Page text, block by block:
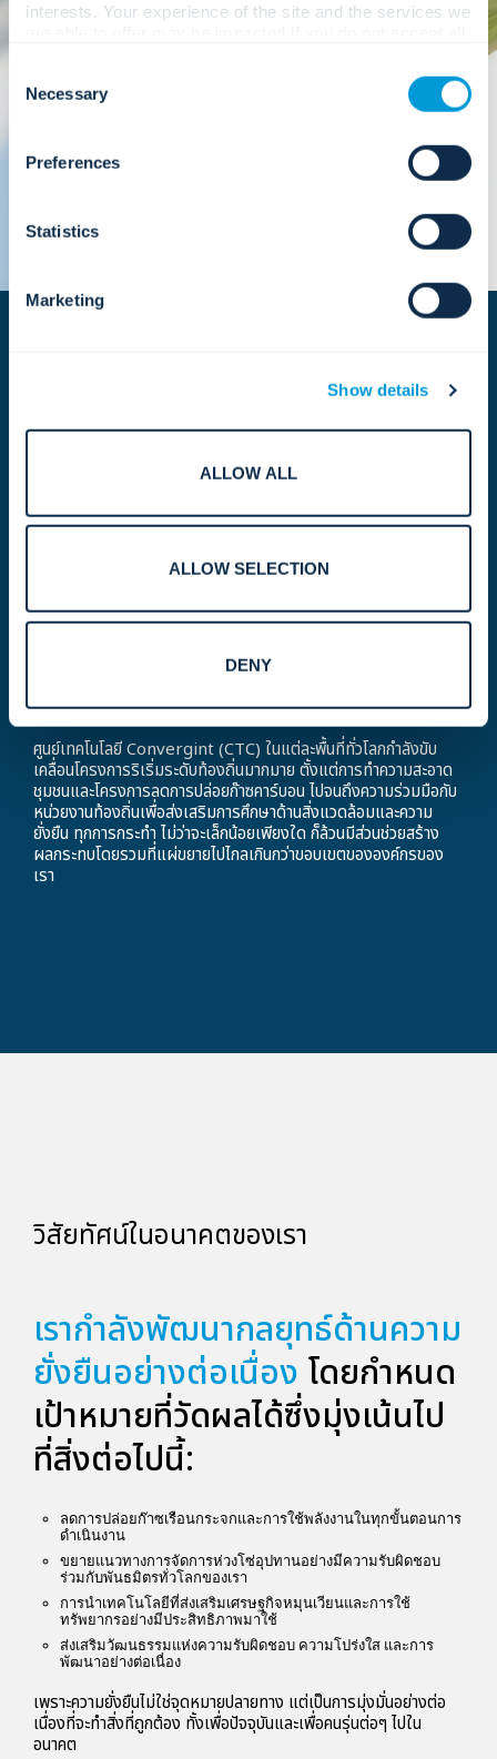
interests. Your experience of the site and the services we
Selection
Necessary
Preferences
Statistics
Marketing
Show details
ALLOW ALL
ALLOW SELECTION
DENY
ร่วมกับชุมชน ในฐานะองค์ประกอบสำคัญของความสำเร็จใน
ความพยายามระดับโลก
ผลกระทบระดับท้องถิ่น
เส้นทางการพัฒนาอย่างยั่งยืน
ราขับเคลื่อนโดยบุคลากร
ศูนย์เทคโนโลยี Convergint (CTC) ในแต่ละพื้นที่ทั่วโลกกำลังขับ
เคลื่อนโครงการริเริ่มระดับท้องถิ่นมากมาย ตั้งแต่การทำความสะอาด
ชุมชนและโครงการลดการปล่อยก๊าซคาร์บอน ไปจนถึงความร่วมมือกับ
หน่วยงานท้องถิ่นเพื่อส่งเสริมการศึกษาด้านสิ่งแวดล้อมและความ
ยั่งยืน ทุกการกระทำ ไม่ว่าจะเล็กน้อยเพียงใด ก็ล้วนมีส่วนช่วยสร้าง
ผลกระทบโดยรวมที่แผ่ขยายไปไกลเกินกว่าขอบเขตขององค์กรของ
เรา
วิสัยทัศน์ในอนาคตของเรา
เรากำลังพัฒนากลยุทธ์ด้านความ
ยั่งยืนอย่างต่อเนื่อง โดยกำหนด
เป้าหมายที่วัดผลได้ซึ่งมุ่งเน้นไป
ที่สิ่งต่อไปนี้:
ลดการปล่อยก๊าซเรือนกระจกและการใช้พลังงานในทุกขั้นตอนการ
ดำเนินงาน
ขยายแนวทางการจัดการห่วงโซ่อุปทานอย่างมีความรับผิดชอบ
ร่วมกับพันธมิตรทั่วโลกของเรา
การนำเทคโนโลยีที่ส่งเสริมเศรษฐกิจหมุนเวียนและการใช้
ทรัพยากรอย่างมีประสิทธิภาพมาใช้
ส่งเสริมวัฒนธรรมแห่งความรับผิดชอบ ความโปร่งใส และการ
พัฒนาอย่างต่อเนื่อง
เพราะความยั่งยืนไม่ใช่จุดหมายปลายทาง แต่เป็นการมุ่งมั่นอย่างต่อ
เนื่องที่จะทำสิ่งที่ถูกต้อง ทั้งเพื่อปัจจุบันและเพื่อคนรุ่นต่อๆ ไปใน
อนาคต